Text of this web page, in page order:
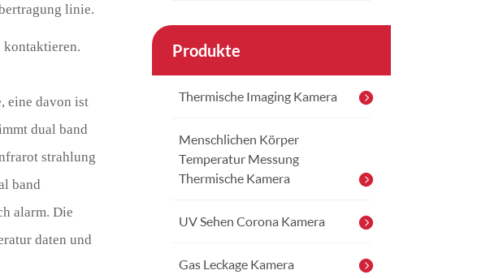
linie.
kontaktieren.
eine davon ist
dual band
strahlung
band
alarm. Die
daten und
Produkte
Thermische Imaging Kamera
Menschlichen Körper
Temperatur Messung
Thermische Kamera
UV Sehen Corona Kamera
Gas Leckage Kamera